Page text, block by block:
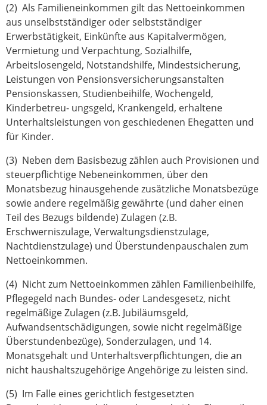
(2) Als Familieneinkommen gilt das Nettoeinkommen
aus unselbstständiger oder selbstständiger
Erwerbstätigkeit, Einkünfte aus Kapitalvermögen,
Vermietung und Verpachtung, Sozialhilfe,
Arbeitslosengeld, Notstandshilfe, Mindestsicherung,
Leistungen von Pensionsversicherungsanstalten
Pensionskassen, Studienbeihilfe, Wochengeld,
Kinderbetreu- ungsgeld, Krankengeld, erhaltene
Unterhaltsleistungen von geschiedenen Ehegatten und
für Kinder.
(3) Neben dem Basisbezug zählen auch Provisionen und
steuerpflichtige Nebeneinkommen, über den
Monatsbezug hinausgehende zusätzliche Monatsbezüge
sowie andere regelmäßig gewährte (und daher einen
Teil des Bezugs bildende) Zulagen (z.B.
Erschwerniszulage, Verwaltungsdienstzulage,
Nachtdienstzulage) und Überstundenpauschalen zum
Nettoeinkommen.
(4) Nicht zum Nettoeinkommen zählen Familienbeihilfe,
Pflegegeld nach Bundes- oder Landesgesetz, nicht
regelmäßige Zulagen (z.B. Jubiläumsgeld,
Aufwandsentschädigungen, sowie nicht regelmäßige
Überstundenbezüge), Sonderzulagen, und 14.
Monatsgehalt und Unterhaltsverpflichtungen, die an
nicht haushaltszugehörige Angehörige zu leisten sind.
(5) Im Falle eines gerichtlich festgesetzten